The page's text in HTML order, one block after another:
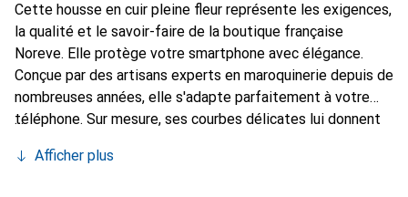
Cette housse en cuir pleine fleur représente les exigences,
la qualité et le savoir-faire de la boutique française
Noreve. Elle protège votre smartphone avec élégance.
Conçue par des artisans experts en maroquinerie depuis de
nombreuses années, elle s'adapte parfaitement à votre
téléphone. Sur mesure, ses courbes délicates lui donnent
et indispensable pour votre smartphone. Reconnaître
Afficher plus